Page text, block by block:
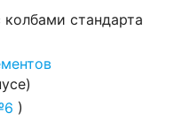
стандарта
)